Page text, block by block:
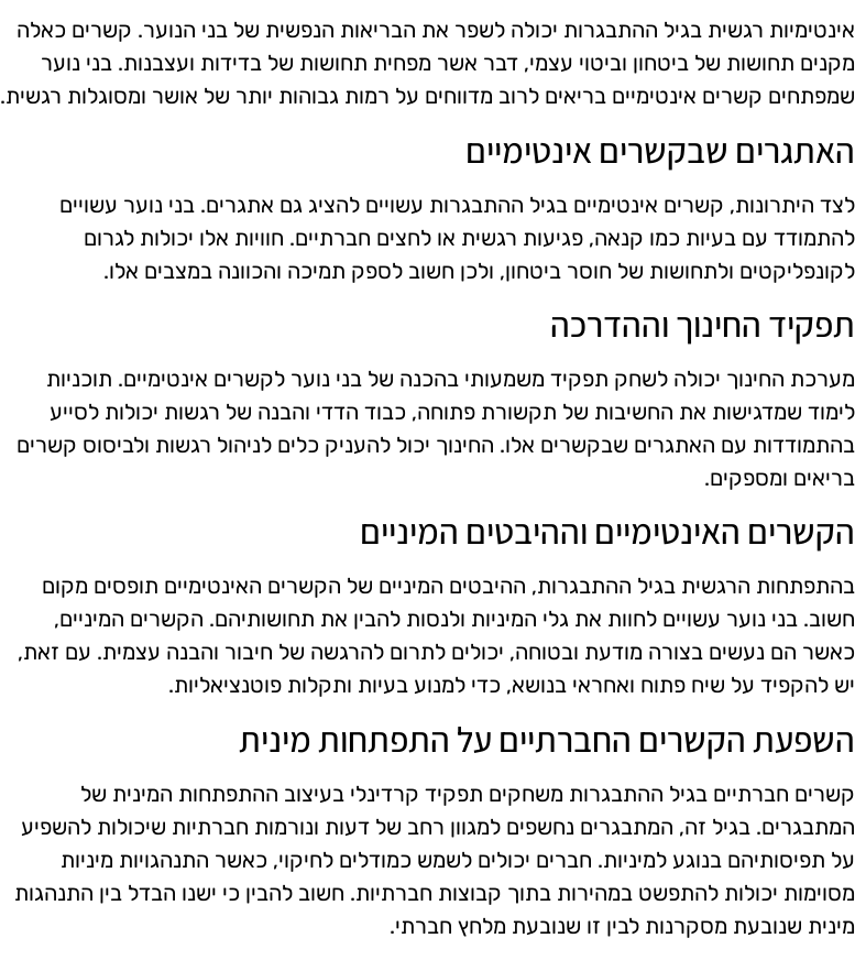
אינטימיות רגשית בגיל ההתבגרות יכולה לשפר את הבריאות הנפשית של בני הנוער. קשרים כאלה
מקנים תחושות של ביטחון וביטוי עצמי, דבר אשר מפחית תחושות של בדידות ועצבנות. בני נוער
שמפתחים קשרים אינטימיים בריאים לרוב מדווחים על רמות גבוהות יותר של אושר ומסוגלות רגשית.
האתגרים שבקשרים אינטימיים
לצד היתרונות, קשרים אינטימיים בגיל ההתבגרות עשויים להציג גם אתגרים. בני נוער עשויים
להתמודד עם בעיות כמו קנאה, פגיעות רגשית או לחצים חברתיים. חוויות אלו יכולות לגרום
לקונפליקטים ולתחושות של חוסר ביטחון, ולכן חשוב לספק תמיכה והכוונה במצבים אלו.
תפקיד החינוך וההדרכה
מערכת החינוך יכולה לשחק תפקיד משמעותי בהכנה של בני נוער לקשרים אינטימיים. תוכניות
לימוד שמדגישות את החשיבות של תקשורת פתוחה, כבוד הדדי והבנה של רגשות יכולות לסייע
בהתמודדות עם האתגרים שבקשרים אלו. החינוך יכול להעניק כלים לניהול רגשות ולביסוס קשרים
בריאים ומספקים.
הקשרים האינטימיים וההיבטים המיניים
בהתפתחות הרגשית בגיל ההתבגרות, ההיבטים המיניים של הקשרים האינטימיים תופסים מקום
חשוב. בני נוער עשויים לחוות את גלי המיניות ולנסות להבין את תחושותיהם. הקשרים המיניים,
כאשר הם נעשים בצורה מודעת ובטוחה, יכולים לתרום להרגשה של חיבור והבנה עצמית. עם זאת,
יש להקפיד על שיח פתוח ואחראי בנושא, כדי למנוע בעיות ותקלות פוטנציאליות.
השפעת הקשרים החברתיים על התפתחות מינית
קשרים חברתיים בגיל ההתבגרות משחקים תפקיד קרדינלי בעיצוב ההתפתחות המינית של
המתבגרים. בגיל זה, המתבגרים נחשפים למגוון רחב של דעות ונורמות חברתיות שיכולות להשפיע
על תפיסותיהם בנוגע למיניות. חברים יכולים לשמש כמודלים לחיקוי, כאשר התנהגויות מיניות
מסוימות יכולות להתפשט במהירות בתוך קבוצות חברתיות. חשוב להבין כי ישנו הבדל בין התנהגות
מינית שנובעת מסקרנות לבין זו שנובעת מלחץ חברתי.